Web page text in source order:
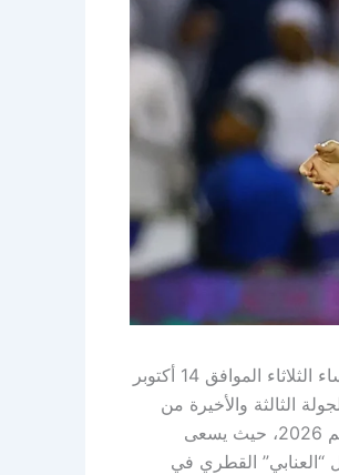
يخوض منتخب الإمارات مواجهة مصيرية أمام نظيره منتخب قطر مساء الثلاثاء الموافق 14 أكتوبر
الثالثة والأخيرة من
المجموعة الأولى في الملحق الآسيوي المؤهل إلى نهائيات كأس العالم 2026، حيث يسعى
“العنابي” القطري في